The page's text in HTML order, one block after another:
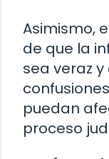
Asimismo,
de que la
sea veraz
puedan
proceso